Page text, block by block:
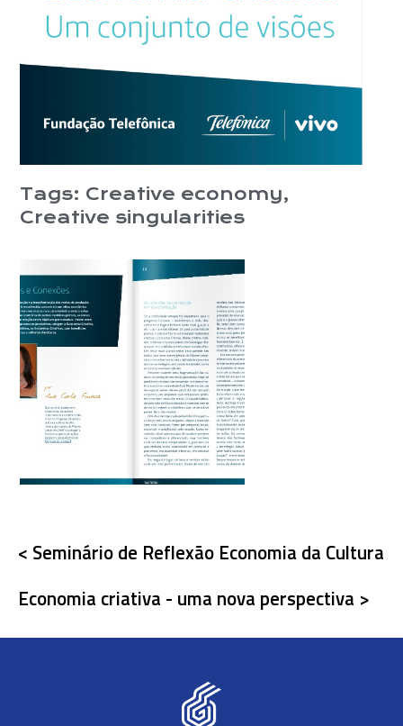
Tags: Creative economy,
Creative singularities
< Seminário de Reflexão Economia da Cultura
Economia criativa - uma nova perspectiva >